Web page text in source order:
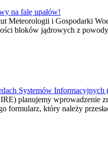
na falę upałów!
Meteorologii i Gospodarki
bloków jądrowych z
Systemów Informacyjnych
planujemy wprowadzenie
formularz, który należy